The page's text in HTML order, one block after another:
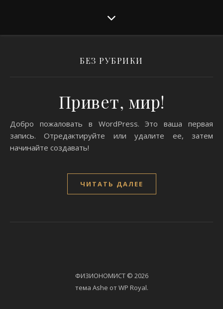
БЕЗ РУБРИКИ
Привет, мир!
Добро пожаловать в WordPress. Это ваша первая
запись. Отредактируйте или удалите ее, затем
начинайте создавать!
ЧИТАТЬ ДАЛЕЕ
ФИЗИОНОМИСТ © 2026
тема Ashe отWP Royal.